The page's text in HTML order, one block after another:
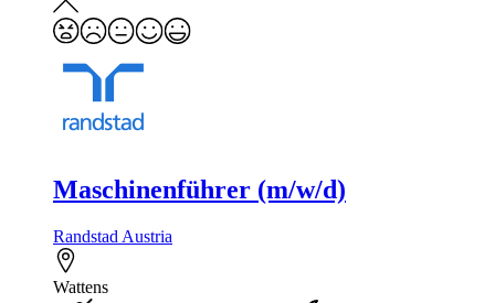
Maschinenführer (m/w/d)
Randstad Austria
Wattens